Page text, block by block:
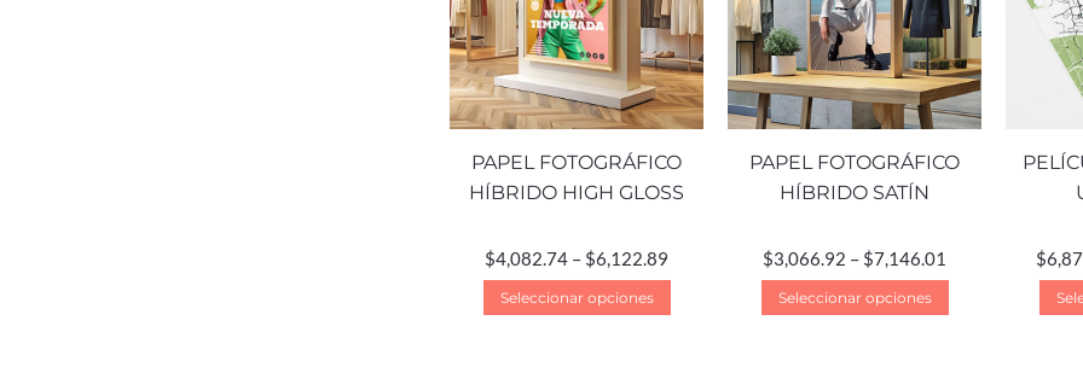
PAPEL FOTOGRÁFICO
HÍBRIDO HIGH GLOSS
$4,082.74 – $6,122.89
Seleccionar opciones
PAPEL FOTOGRÁFICO
HÍBRIDO SATÍN
$3,066.92 – $7,146.01
Seleccionar opciones
$